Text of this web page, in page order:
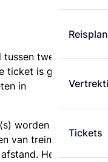
Tickets
tussen twee
ticket is gebaseerd
in
worden
van treintickets
Het is